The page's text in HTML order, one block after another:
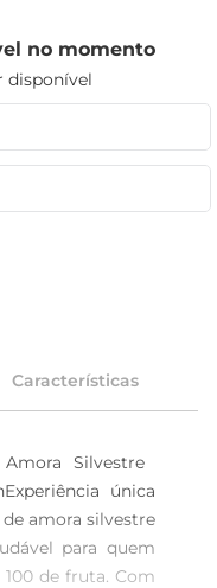
no momento
disponível
Características
Silvestre
única
amora silvestre
para quem
de fruta. Com